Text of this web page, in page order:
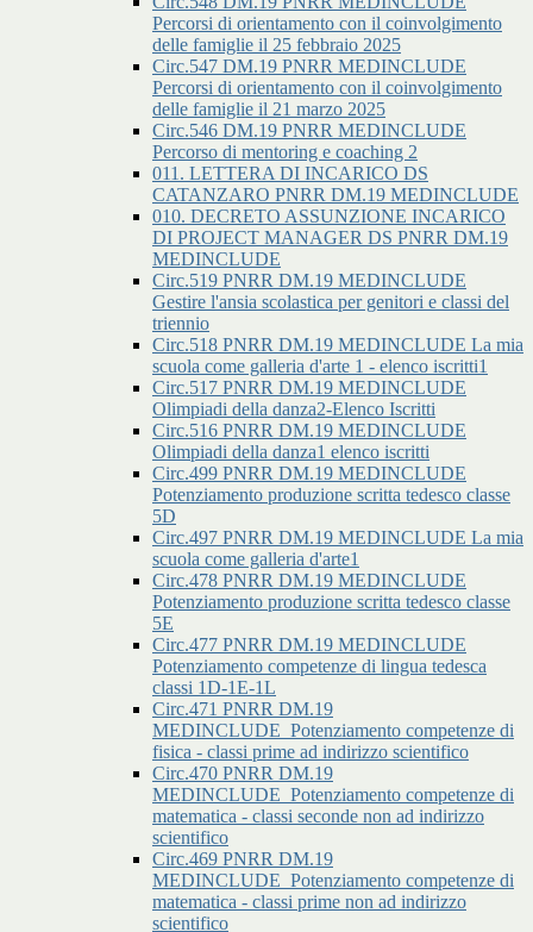
Percorsi di orientamento con il coinvolgimento
delle famiglie il 25 febbraio 2025
Circ.547 DM.19 PNRR MEDINCLUDE
Percorsi di orientamento con il coinvolgimento
delle famiglie il 21 marzo 2025
Circ.546 DM.19 PNRR MEDINCLUDE
Percorso di mentoring e coaching 2
011. LETTERA DI INCARICO DS
CATANZARO PNRR DM.19 MEDINCLUDE
010. DECRETO ASSUNZIONE INCARICO
DI PROJECT MANAGER DS PNRR DM.19
MEDINCLUDE
Circ.519 PNRR DM.19 MEDINCLUDE
Gestire l'ansia scolastica per genitori e classi del
triennio
Circ.518 PNRR DM.19 MEDINCLUDE La mia
scuola come galleria d'arte 1 - elenco iscritti1
Circ.517 PNRR DM.19 MEDINCLUDE
Olimpiadi della danza2-Elenco Iscritti
Circ.516 PNRR DM.19 MEDINCLUDE
Olimpiadi della danza1 elenco iscritti
Circ.499 PNRR DM.19 MEDINCLUDE
Potenziamento produzione scritta tedesco classe
5D
Circ.497 PNRR DM.19 MEDINCLUDE La mia
scuola come galleria d'arte1
Circ.478 PNRR DM.19 MEDINCLUDE
Potenziamento produzione scritta tedesco classe
5E
Circ.477 PNRR DM.19 MEDINCLUDE
Potenziamento competenze di lingua tedesca
classi 1D-1E-1L
Circ.471 PNRR DM.19
MEDINCLUDE_Potenziamento competenze di
fisica - classi prime ad indirizzo scientifico
Circ.470 PNRR DM.19
MEDINCLUDE_Potenziamento competenze di
matematica - classi seconde non ad indirizzo
scientifico
Circ.469 PNRR DM.19
MEDINCLUDE_Potenziamento competenze di
matematica - classi prime non ad indirizzo
scientifico